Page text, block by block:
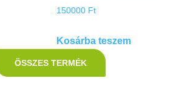
150000 Ft
Kosárba teszem
ÖSSZES TERMÉK